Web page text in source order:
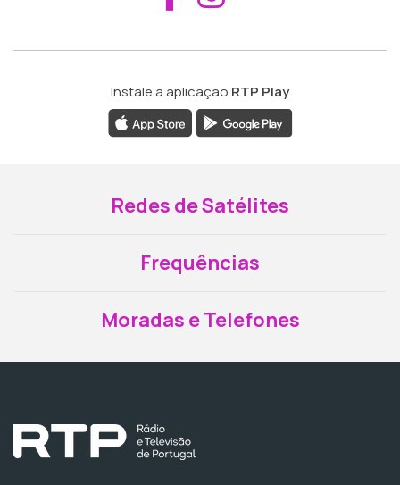
Instale a aplicação RTP Play
Redes de Satélites
Frequências
Moradas e Telefones